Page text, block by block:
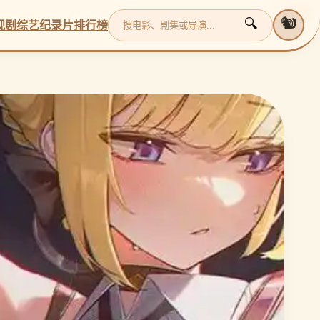
剧综艺纪录片排行榜 🔍 🐿️更新
更新
更新
更新